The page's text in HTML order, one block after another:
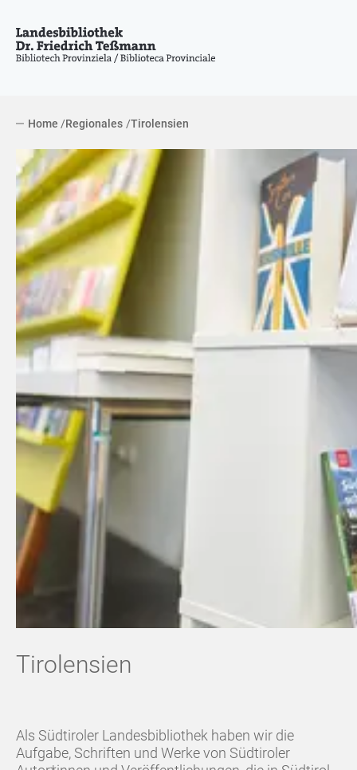
Home Regionales Tirolensien
Tirolensien
Als Südtiroler Landesbibliothek haben wir die
Aufgabe, Schriften und Werke von Südtiroler